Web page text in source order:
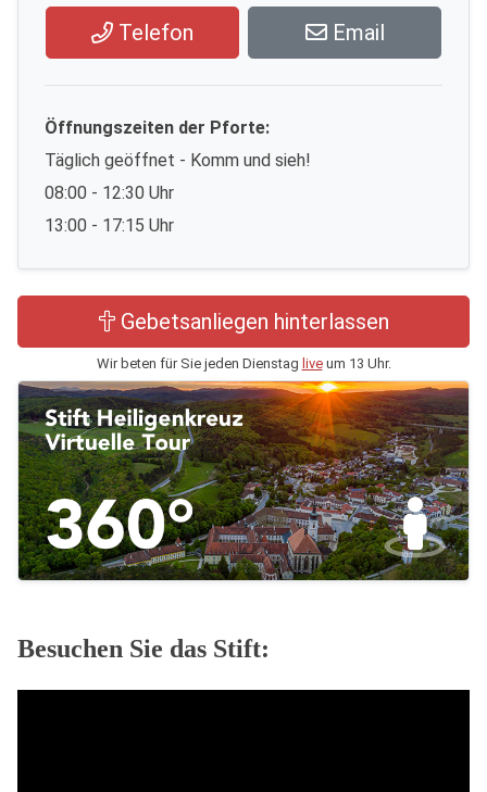
Telefon Email
Öffnungszeiten der Pforte:
Täglich geöffnet - Komm und sieh!
08:00 - 12:30 Uhr
13:00 - 17:15 Uhr
Gebetsanliegen hinterlassen
Wir beten für Sie jeden Dienstag liveum 13 Uhr.
Besuchen Sie das Stift: